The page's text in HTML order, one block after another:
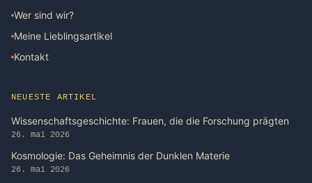
Wer sind wir?
Meine Lieblingsartikel
Kontakt
NEUESTE ARTIKEL
Wissenschaftsgeschichte: Frauen, die die Forschung prägten
26. mai 2026
Kosmologie: Das Geheimnis der Dunklen Materie
26. mai 2026